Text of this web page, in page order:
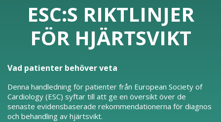
ESC:S RIKTLINJER
FÖR HJÄRTSVIKT
Vad patienter behöver veta
Denna handledning för patienter från European Society of
Cardiology (ESC) syftar till att ge en översikt över de
senaste evidensbaserade rekommendationerna för diagnos
och behandling av hjärtsvikt.